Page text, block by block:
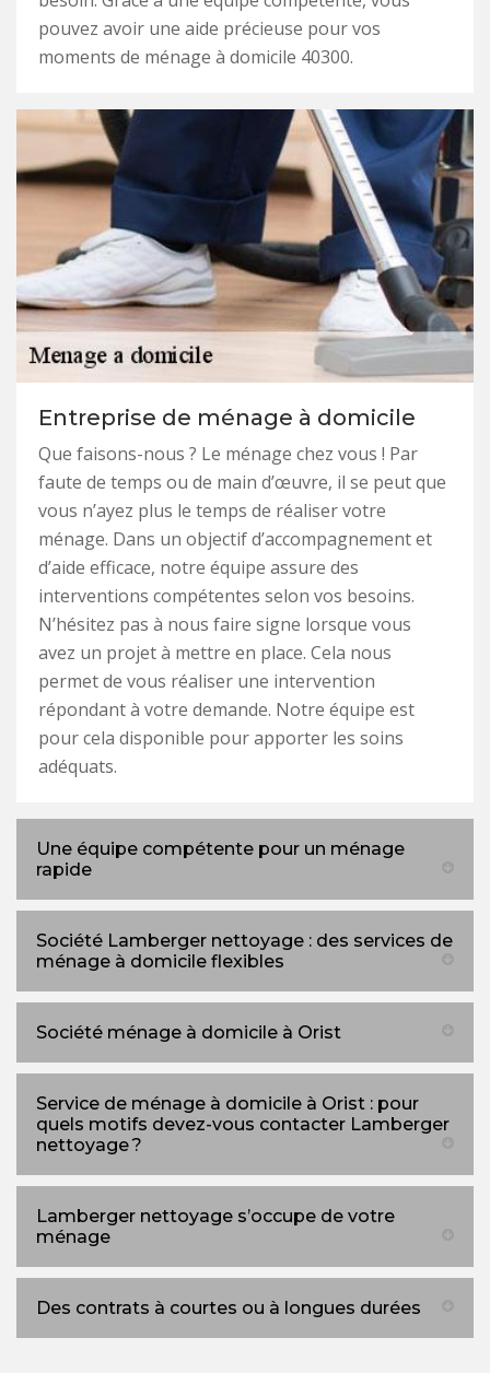
pouvez avoir une aide précieuse pour vos
moments de ménage à domicile 40300.
Entreprise de ménage à domicile
Que faisons-nous ? Le ménage chez vous ! Par
faute de temps ou de main d’œuvre, il se peut que
vous n’ayez plus le temps de réaliser votre
ménage. Dans un objectif d’accompagnement et
d’aide efficace, notre équipe assure des
interventions compétentes selon vos besoins.
N’hésitez pas à nous faire signe lorsque vous
avez un projet à mettre en place. Cela nous
permet de vous réaliser une intervention
répondant à votre demande. Notre équipe est
pour cela disponible pour apporter les soins
adéquats.
Une équipe compétente pour un ménage
rapide
Société Lamberger nettoyage : des services de
ménage à domicile flexibles
Société ménage à domicile à Orist
Service de ménage à domicile à Orist : pour
quels motifs devez-vous contacter Lamberger
nettoyage ?
Lamberger nettoyage s’occupe de votre
ménage
Des contrats à courtes ou à longues durées